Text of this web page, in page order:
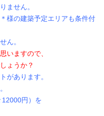
ません。
様の建築予定エリアも条件付
ん。
いますので、
ょうか？
があります。
12000円）を